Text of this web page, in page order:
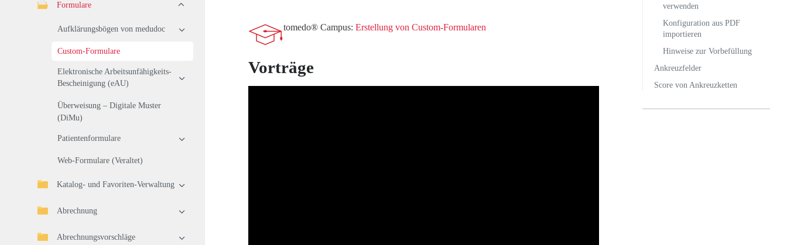
Formulare
Aufklärungsbögen von medudoc
Custom-Formulare
Elektronische Arbeitsunfähigkeits-
Bescheinigung (eAU)
Überweisung – Digitale Muster
(DiMu)
Patientenformulare
Web-Formulare (Veraltet)
Katalog- und Favoriten-Verwaltung
Abrechnung
Abrechnungsvorschläge
tomedo® Campus: Erstellung von Custom-Formularen
Vorträge
verwenden
Konfiguration aus PDF
importieren
Hinweise zur Vorbefüllung
Ankreuzfelder
Score von Ankreuzketten